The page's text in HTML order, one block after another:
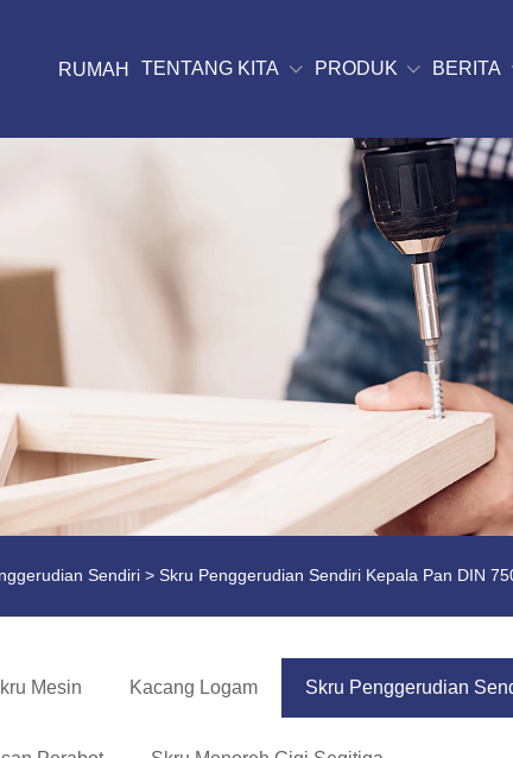
RUMAH TENTANG KITA PRODUK BERITA
Sendiri > Skru Penggerudian Sendiri Kepala Pan DIN
Mesin Kacang Logam Skru Penggerudian